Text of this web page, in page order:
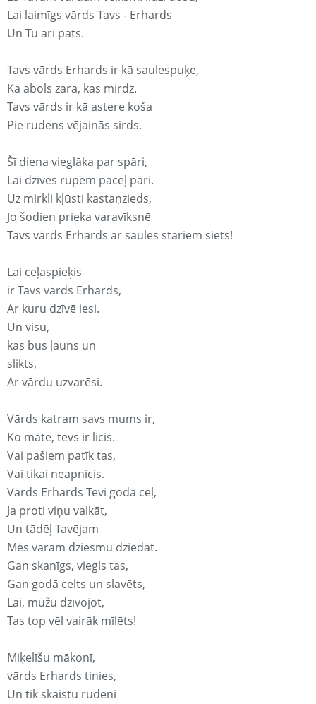
Lai laimīgs vārds Tavs - Erhards
Un Tu arī pats.
Tavs vārds Erhards ir kā saulespuķe,
Kā ābols zarā, kas mirdz.
Tavs vārds ir kā astere koša
Pie rudens vējainās sirds.
Šī diena vieglāka par spāri,
Lai dzīves rūpēm paceļ pāri.
Uz mirkli kļūsti kastaņzieds,
Jo šodien prieka varavīksnē
Tavs vārds Erhards ar saules stariem siets!
Lai ceļaspieķis
ir Tavs vārds Erhards,
Ar kuru dzīvē iesi.
Un visu,
kas būs ļauns un
slikts,
Ar vārdu uzvarēsi.
Vārds katram savs mums ir,
Ko māte, tēvs ir licis.
Vai pašiem patīk tas,
Vai tikai neapnicis.
Vārds Erhards Tevi godā ceļ,
Ja proti viņu valkāt,
Un tādēļ Tavējam
Mēs varam dziesmu dziedāt.
Gan skanīgs, viegls tas,
Gan godā celts un slavēts,
Lai, mūžu dzīvojot,
Tas top vēl vairāk mīlēts!
Miķelīšu mākonī,
vārds Erhards tinies,
Un tik skaistu rudeni